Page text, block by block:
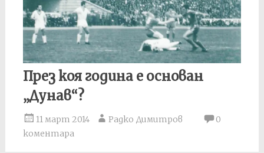
През коя година е основан
„Дунав“?
11 март 2014 Радко Димитров
0
коментара